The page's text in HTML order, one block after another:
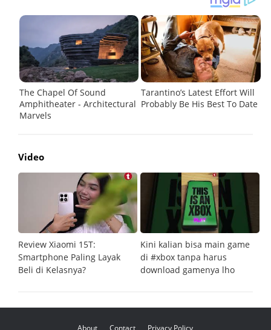
Video
Review Xiaomi 15T:
Smartphone Paling Layak
Beli di Kelasnya?
Kini kalian bisa main game
di #xbox tanpa harus
download gamenya lho